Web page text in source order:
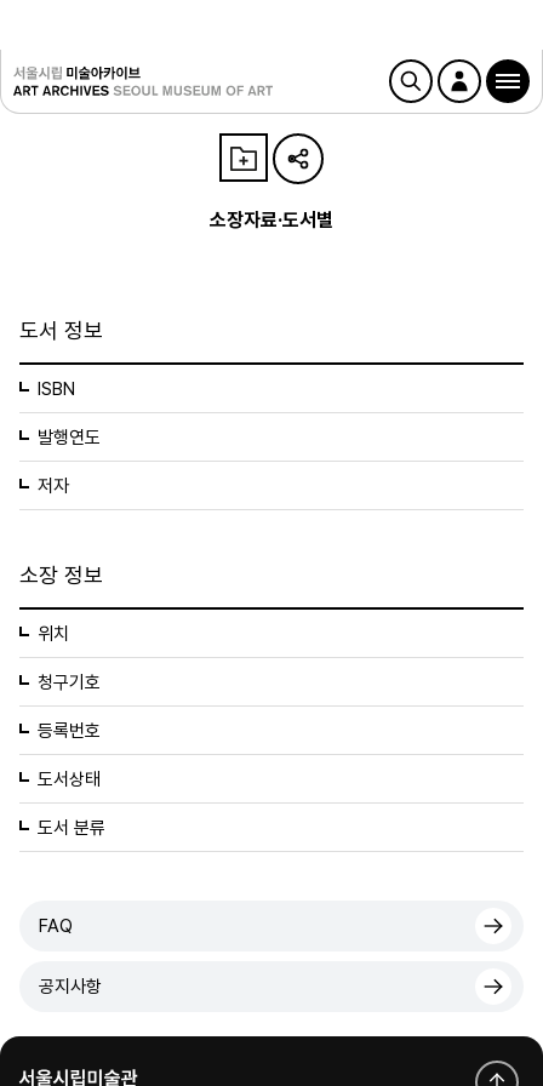
소장자료·도서별
도서 정보
ISBN
발행연도
저자
소장 정보
위치
청구기호
등록번호
도서상태
도서 분류
FAQ
공지사항